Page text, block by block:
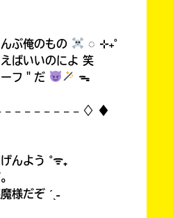
ぶ俺のもの
◌ ⊹₊˚
ばいいのによ 笑
フ＂だ
ᯓ
𓐄 𓐄 𓐄 𓐄 𓐄 𓐄 𓐄 ♢ ♦︎
んよう ˚ᯤ₊
様だぞ ˊˎ˗